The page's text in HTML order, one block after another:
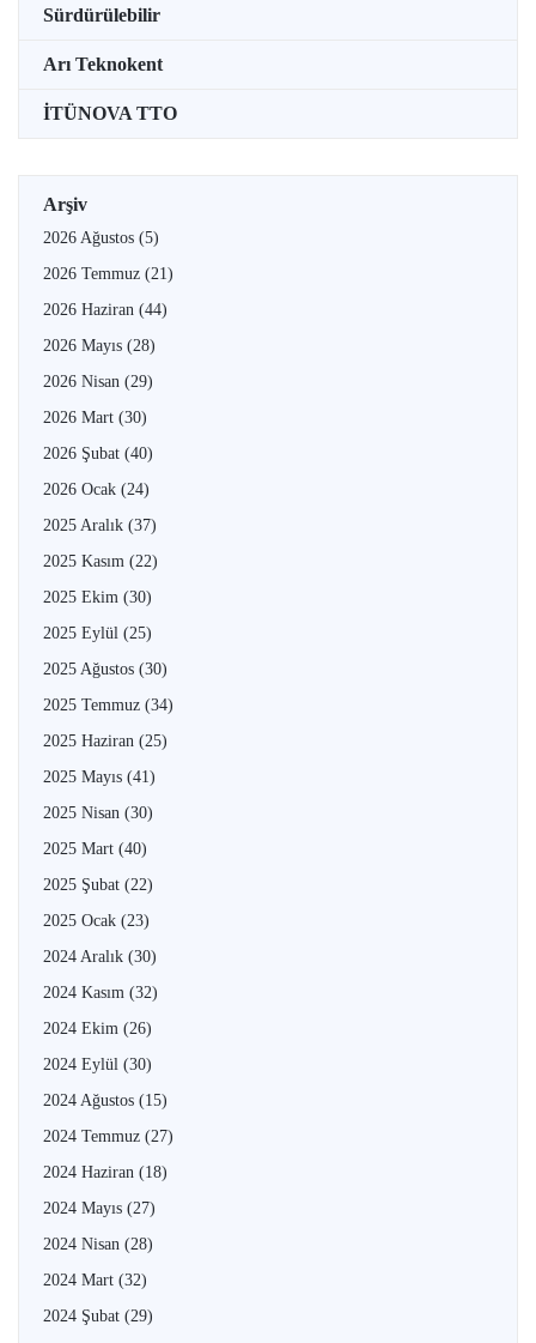
Sürdürülebilir
Arı Teknokent
İTÜNOVA TTO
Arşiv
2026 Ağustos (5)
2026 Temmuz (21)
2026 Haziran (44)
2026 Mayıs (28)
2026 Nisan (29)
2026 Mart (30)
2026 Şubat (40)
2026 Ocak (24)
2025 Aralık (37)
2025 Kasım (22)
2025 Ekim (30)
2025 Eylül (25)
2025 Ağustos (30)
2025 Temmuz (34)
2025 Haziran (25)
2025 Mayıs (41)
2025 Nisan (30)
2025 Mart (40)
2025 Şubat (22)
2025 Ocak (23)
2024 Aralık (30)
2024 Kasım (32)
2024 Ekim (26)
2024 Eylül (30)
2024 Ağustos (15)
2024 Temmuz (27)
2024 Haziran (18)
2024 Mayıs (27)
2024 Nisan (28)
2024 Mart (32)
2024 Şubat (29)